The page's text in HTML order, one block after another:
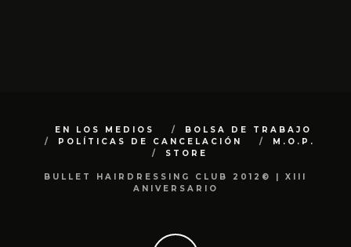
EN LOS MEDIOS
BOLSA DE TRABAJO
POLÍTICAS DE CANCELACIÓN
M.O.P.
STORE
BULLET HAIRDRESSING CLUB 2012© | XIII
ANIVERSARIO